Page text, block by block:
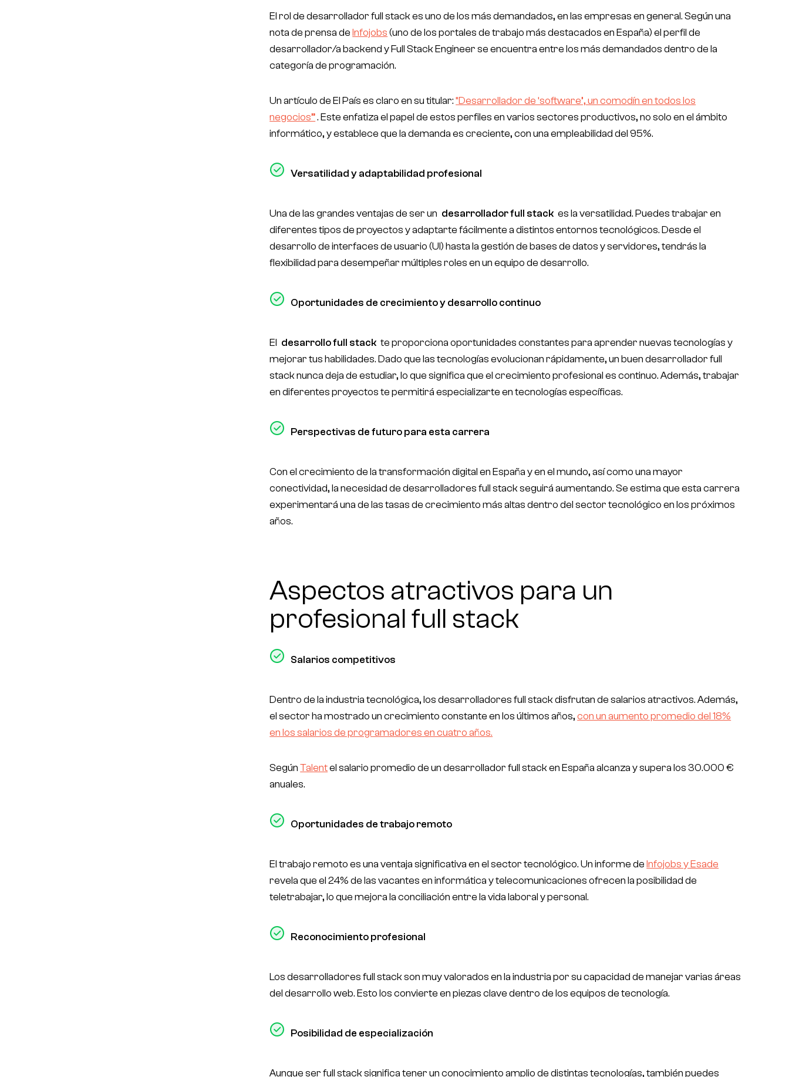
El rol de desarrollador full stack es uno de los más demandados, en las empresas en general. Según una
nota de prensa deInfojobs(uno de los portales de trabajo más destacados en España) el perfil de
desarrollador/a backend y Full Stack Engineer se encuentra entre los más demandados dentro de la
categoría de programación.
Un artículo de El País es claro en su titular:“Desarrollador de ‘software’, un comodín en todos los
negocios”. Este enfatiza el papel de estos perfiles en varios sectores productivos, no solo en el ámbito
informático, y establece que la demanda es creciente, con una empleabilidad del 95%.
Versatilidad y adaptabilidad profesional
Una de las grandes ventajas de ser un desarrollador full stack es la versatilidad. Puedes trabajar en
diferentes tipos de proyectos y adaptarte fácilmente a distintos entornos tecnológicos. Desde el
desarrollo de interfaces de usuario (UI) hasta la gestión de bases de datos y servidores, tendrás la
flexibilidad para desempeñar múltiples roles en un equipo de desarrollo.
Oportunidades de crecimiento y desarrollo continuo
El desarrollo full stack te proporciona oportunidades constantes para aprender nuevas tecnologías y
mejorar tus habilidades. Dado que las tecnologías evolucionan rápidamente, un buen desarrollador full
stack nunca deja de estudiar, lo que significa que el crecimiento profesional es continuo. Además, trabajar
en diferentes proyectos te permitirá especializarte en tecnologías específicas.
Perspectivas de futuro para esta carrera
Con el crecimiento de la transformación digital en España y en el mundo, así como una mayor
conectividad, la necesidad de desarrolladores full stack seguirá aumentando. Se estima que esta carrera
experimentará una de las tasas de crecimiento más altas dentro del sector tecnológico en los próximos
años.
Aspectos atractivos para un
profesional full stack
Salarios competitivos
Dentro de la industria tecnológica, los desarrolladores full stack disfrutan de salarios atractivos. Además,
el sector ha mostrado un crecimiento constante en los últimos años,con un aumento promedio del 18%
en los salarios de programadores en cuatro años.
SegúnTalentel salario promedio de un desarrollador full stack en España alcanza y supera los 30.000 €
anuales.
Oportunidades de trabajo remoto
El trabajo remoto es una ventaja significativa en el sector tecnológico. Un informe deInfojobs y Esade
revela que el 24% de las vacantes en informática y telecomunicaciones ofrecen la posibilidad de
teletrabajar, lo que mejora la conciliación entre la vida laboral y personal.
Reconocimiento profesional
Los desarrolladores full stack son muy valorados en la industria por su capacidad de manejar varias áreas
del desarrollo web. Esto los convierte en piezas clave dentro de los equipos de tecnología.
Posibilidad de especialización
Aunque ser full stack significa tener un conocimiento amplio de distintas tecnologías, también puedes